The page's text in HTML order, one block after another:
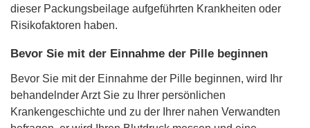
dieser Packungsbeilage aufgeführten Krankheiten oder
Risikofaktoren haben.
Bevor Sie mit der Einnahme der Pille beginnen
Bevor Sie mit der Einnahme der Pille beginnen, wird Ihr
behandelnder Arzt Sie zu Ihrer persönlichen
Krankengeschichte und zu der Ihrer nahen Verwandten